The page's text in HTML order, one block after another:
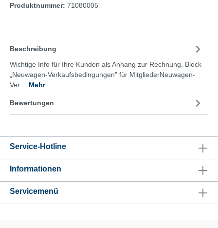
Produktnummer: 71080005
Beschreibung
Wichtige Info für Ihre Kunden als Anhang zur Rechnung. Block
„Neuwagen-Verkaufsbedingungen" für MitgliederNeuwagen-
Ver… Mehr
Bewertungen
Service-Hotline
Informationen
Servicemenü